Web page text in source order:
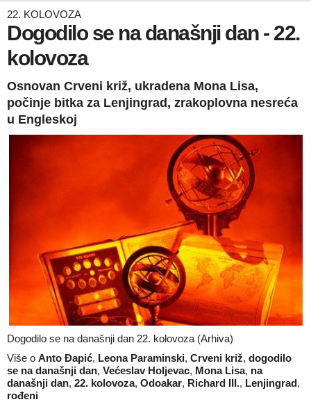
22. KOLOVOZA
Dogodilo se na današnji dan - 22.
kolovoza
Osnovan Crveni križ, ukradena Mona Lisa,
počinje bitka za Lenjingrad, zrakoplovna nesreća
u Engleskoj
Dogodilo se na današnji dan 22. kolovoza (Arhiva)
Više o Anto Đapić, Leona Paraminski, Crveni križ, dogodilo
se na današnji dan, Većeslav Holjevac, Mona Lisa, na
današnji dan, 22. kolovoza, Odoakar, Richard III., Lenjingrad,
rođeni